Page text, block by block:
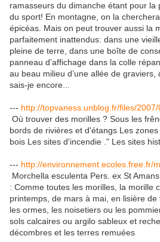
ramasseurs du dimanche étant pour la
du sport! En montagne, on la
épicéas. Mais on peut trouver aussi la
parfaitement inattendus: dans une
pleine de terre, dans une boîte de
panneau d’affichage dans la colle
au beau milieu d’une allée de
sais-je encore...
--- http://topvaness.unblog.fr/files/
Où trouver des morilles ? Sous les
bords de rivières et d'étangs Les
bois Les sites d'incendie ." Les sites
--- http://environnement.ecoles.free.fr/
Morchella esculenta Pers. ex St
: Comme toutes les morilles, la morille
printemps, de mars à mai, en lisière de
les ormes, les noisetiers ou les
sols calcaires ou argilo sableux et
décombres et les terres remuées